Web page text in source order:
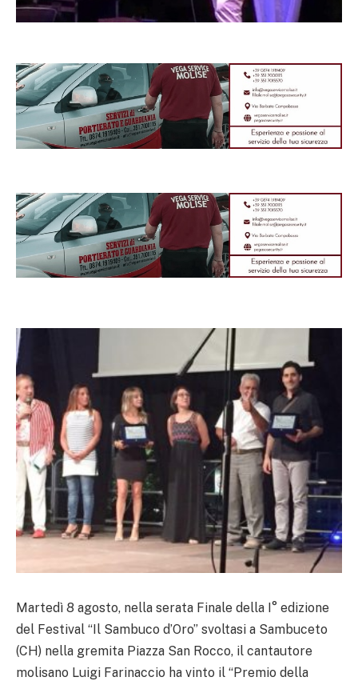
Martedì 8 agosto, nella serata Finale della I° edizione
del Festival “Il Sambuco d’Oro” svoltasi a Sambuceto
(CH) nella gremita Piazza San Rocco, il cantautore
molisano Luigi Farinaccio ha vinto il “Premio della